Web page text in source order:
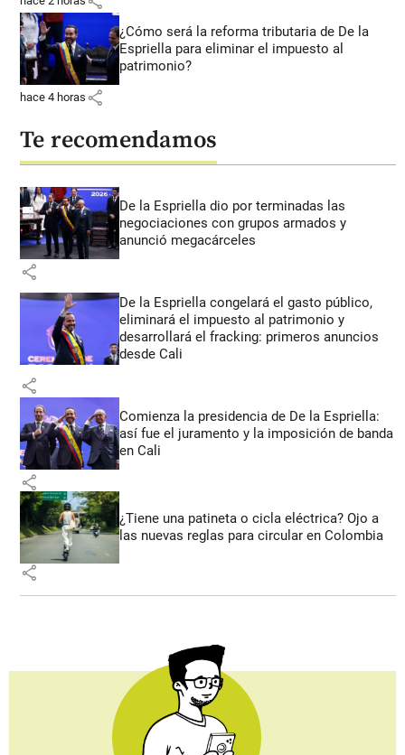
¿Cómo será la reforma tributaria de De la
Espriella para eliminar el impuesto al
patrimonio?
hace 4 horas share
Te recomendamos
De la Espriella dio por terminadas las
negociaciones con grupos armados y
anunció megacárceles
share
De la Espriella congelará el gasto público,
eliminará el impuesto al patrimonio y
desarrollará el fracking: primeros anuncios
desde Cali
share
Comienza la presidencia de De la Espriella:
así fue el juramento y la imposición de banda
en Cali
share
¿Tiene una patineta o cicla eléctrica? Ojo a
las nuevas reglas para circular en Colombia
share